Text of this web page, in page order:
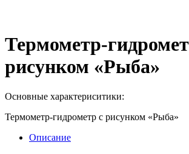
Термометр-
рисунком «Рыба»
Основные характериситики:
Термометр-гидрометр с рисунком «Рыба»
Описание